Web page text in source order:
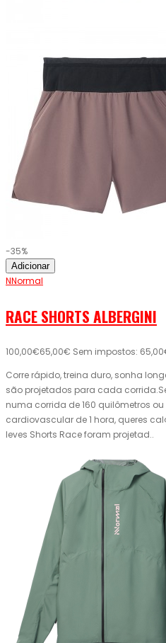
-35%
Adicionar
NNormal
RACE SHORTS ALBERGINI
100,00€65,00€ Sem impostos:
Corre rápido, treina duro, sonha
são projetados para cada
numa corrida de 160 quilômetros
cardiovascular de 1 hora, queres
leves Shorts Race foram projetad..